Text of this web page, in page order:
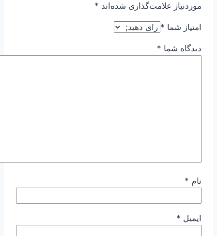
موردنیاز علامت‌گذاری شده‌اند *
امتیاز شما *
دیدگاه شما *
نام *
ایمیل *